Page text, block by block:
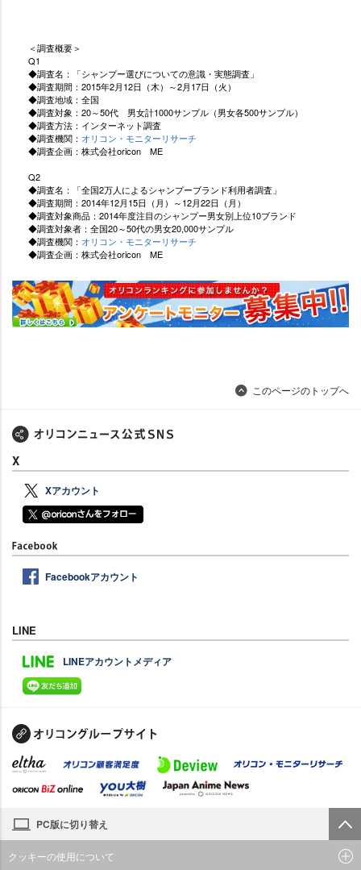
＜調査概要＞
Q1
◆調査名：「シャンプー選びについての意識・実態調査」
◆調査期間：2015年2月12日（木）～2月17日（火）
◆調査地域：全国
◆調査対象：20～50代 男女計1000サンプル（男女各500サンプル）
◆調査方法：インターネット調査
◆調査機関： オリコン・モニターリサーチ
◆調査企画：株式会社oricon ME
Q2
◆調査名：「全国2万人によるシャンプーブランド利用者調査」
◆調査期間：2014年12月15日（月）～12月22日（月）
◆調査対象商品：2014年度注目のシャンプー男女別上位10ブランド
◆調査対象者：全国20～50代の男女20,000サンプル
◆調査機関： オリコン・モニターリサーチ
◆調査企画：株式会社oricon ME
このページのトップへ
X
Xアカウント
Facebookアカウント
LINE
LINEアカウントメディア
PC版に切り替え
クッキーの使用について